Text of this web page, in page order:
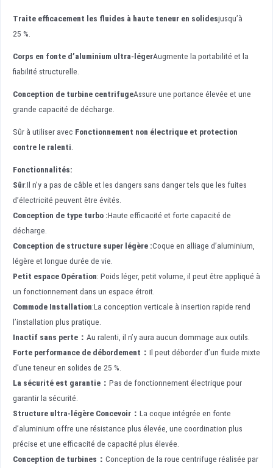
Traite efficacement les fluides à haute teneur en solidesjusqu’à
25 %.
Corps en fonte d’aluminium ultra-légerAugmente la portabilité et la
fiabilité structurelle.
Conception de turbine centrifugeAssure une portance élevée et une
grande capacité de décharge.
Sûr à utiliser avec Fonctionnement non électrique et protection
contre le ralenti
Fonctionnalités:
Sûr:Il n’y a pas de câble et les dangers sans danger tels que les fuites
d’électricité peuvent être évités.
Conception de type turbo :Haute efficacité et forte capacité de
décharge.
Conception de structure super légère :Coque en alliage d’aluminium,
légère et longue durée de vie.
Petit espace Opération: Poids léger, petit volume, il peut être appliqué à
un fonctionnement dans un espace étroit.
Commode Installation:La conception verticale à insertion rapide rend
l’installation plus pratique.
Inactif sans perte ： Au ralenti, il n’y aura aucun dommage aux outils.
Forte performance de débordement ： Il peut déborder d’un fluide mixte
d’une teneur en solides de 25 %.
La sécurité est garantie ： Pas de fonctionnement électrique pour
garantir la sécurité.
Structure ultra-légère Concevoir ： La coque intégrée en fonte
d’aluminium offre une résistance plus élevée, une coordination plus
précise et une efficacité de capacité plus élevée.
Conception de turbines ： Conception de la roue centrifuge réalisée par